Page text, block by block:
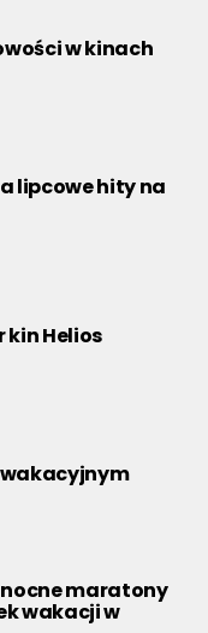
w kinach
lipcowe hity na
kin Helios
nocne maratony
wakacji w